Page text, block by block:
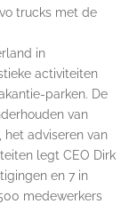
trucks met de
in
activiteiten
parken. De
van
het adviseren van
legt CEO Dirk
en 7 in
medewerkers